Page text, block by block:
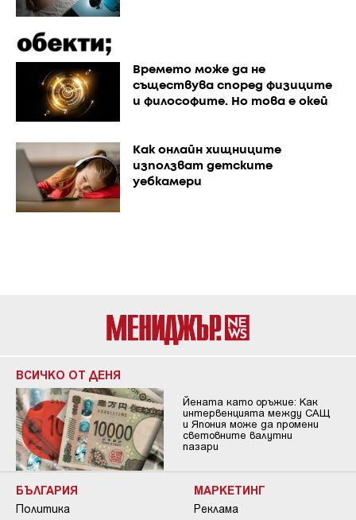
Времето може да не
съществува според физиците
и философите. Но това е окей
Как онлайн хищниците
използват детските
уебкамери
ВСИЧКО ОТ ДЕНЯ
Йената като оръжие: Как
интервенцията между САЩ
и Япония може да промени
световните валутни
пазари
БЪЛГАРИЯ
Политика
МАРКЕТИНГ
Реклама